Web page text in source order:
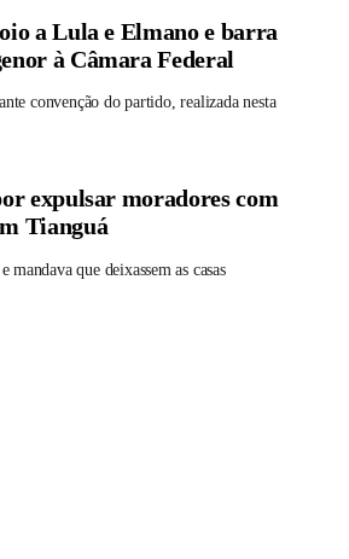
a Lula e Elmano e barra
à Câmara Federal
convenção do partido, realizada nesta
expulsar moradores com
Tianguá
que deixassem as casas